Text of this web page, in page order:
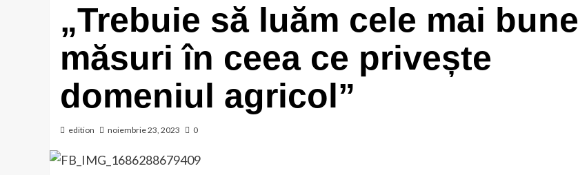
„Trebuie să luăm cele mai bune
măsuri în ceea ce privește
domeniul agricol”
edition noiembrie 23, 2023 0